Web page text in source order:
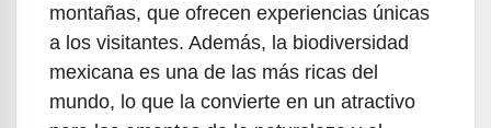
montañas, que ofrecen experiencias únicas
a los visitantes. Además, la biodiversidad
mexicana es una de las más ricas del
mundo, lo que la convierte en un atractivo